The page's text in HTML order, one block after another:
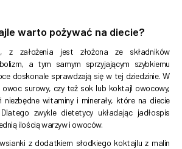
warto pożywać na diecie?
z założenia jest złożona ze składników
a tym samym sprzyjającym szybkiemu
doskonale sprawdzają się w tej dziedzinie. W
surowy, czy też sok lub koktajl owocowy,
niezbędne witaminy i minerały, które na diecie
zwykle dietetycy układając jadłospis
ilością warzyw i owoców.
z dodatkiem słodkiego koktajlu z malin